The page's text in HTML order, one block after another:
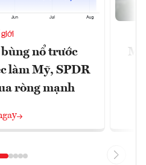
giới
nổ trước
làm Mỹ, SPDR
ròng mạnh